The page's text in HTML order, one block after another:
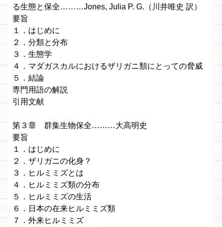
る生態と保全………Jones, Julia P. G.（川井唯史 訳）
要旨
１．はじめに
２．分類と分布
３．生態学
４．マダガスカルにおけるザリガニ類にとっての脅威
５．結論
専門用語の解説
引用文献
第３章 群集生物保全………大高明史
要旨
１．はじめに
２．ザリガニの化身？
３．ヒルミミズとは
４．ヒルミミズ類の分布
５．ヒルミミズの生活
６．日本の在来ヒルミミズ類
７．外来ヒルミミズ